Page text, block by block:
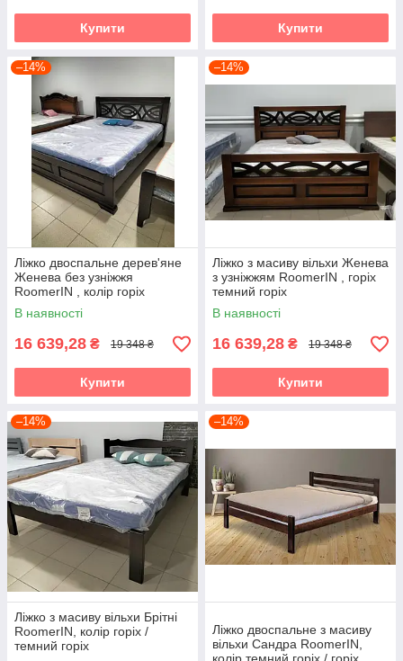
Купити Купити
–14%
Ліжко двоспальне дерев'яне
Женева без узніжжя
RoomerIN , колір горіх
темний горіх
В наявності
16 639,28 ₴ 19 348 ₴
Купити
–14%
Ліжко з масиву вільхи Женева
з узніжжям RoomerIN , горіх
темний горіх
В наявності
16 639,28 ₴ 19 348 ₴
Купити
–14%
Ліжко з масиву вільхи Брітні
RoomerIN, колір горіх /
темний горіх
–14%
Ліжко двоспальне з масиву
вільхи Сандра RoomerIN,